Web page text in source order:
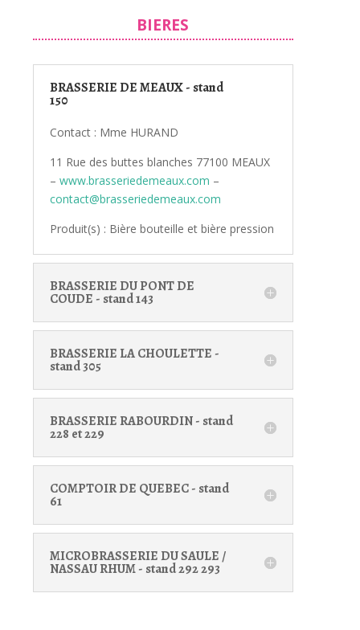
BIERES
BRASSERIE DE MEAUX - stand
150
Contact : Mme HURAND
11 Rue des buttes blanches 77100 MEAUX
– www.brasseriedemeaux.com –
contact@brasseriedemeaux.com
Produit(s) : Bière bouteille et bière pression
BRASSERIE DU PONT DE
COUDE - stand 143
BRASSERIE LA CHOULETTE -
stand 305
BRASSERIE RABOURDIN - stand
228 et 229
COMPTOIR DE QUEBEC - stand
61
MICROBRASSERIE DU SAULE /
NASSAU RHUM - stand 292 293